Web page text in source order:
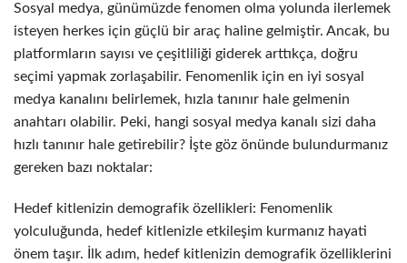
Sosyal medya, günümüzde fenomen olma yolunda ilerlemek
isteyen herkes için güçlü bir araç haline gelmiştir. Ancak, bu
platformların sayısı ve çeşitliliği giderek arttıkça, doğru
seçimi yapmak zorlaşabilir. Fenomenlik için en iyi sosyal
medya kanalını belirlemek, hızla tanınır hale gelmenin
anahtarı olabilir. Peki, hangi sosyal medya kanalı sizi daha
hızlı tanınır hale getirebilir? İşte göz önünde bulundurmanız
gereken bazı noktalar:
Hedef kitlenizin demografik özellikleri: Fenomenlik
yolculuğunda, hedef kitlenizle etkileşim kurmanız hayati
önem taşır. İlk adım, hedef kitlenizin demografik özelliklerini